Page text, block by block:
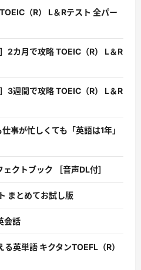
（R） L＆Rテスト 全パー
2カ月で攻略 TOEIC（R） L＆R
3週間で攻略 TOEIC（R） L＆R
事が忙しくても「英語は1年」
クトブック ［音声DL付］
まとめてお試し版
会話
英単語 キクタンTOEFL（R）